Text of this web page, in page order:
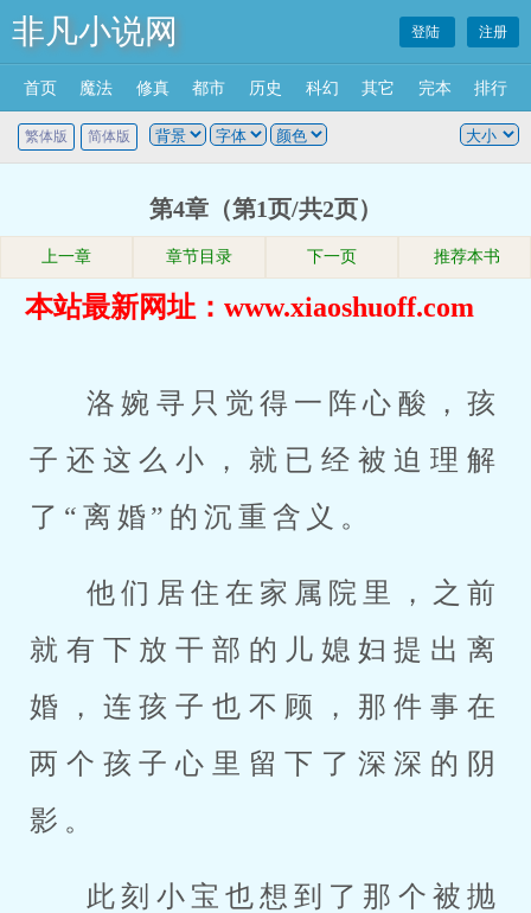
非凡小说网 登陆 注册
首页 魔法 修真 都市 历史 科幻 其它 完本 排行
繁体版 简体版
第4章（第1页/共2页）
上一章 章节目录 下一页 推荐本书
本站最新网址：www.xiaoshuoff.com
洛婉寻只觉得一阵心酸，孩
子还这么小，就已经被迫理解
了“离婚”的沉重含义。
他们居住在家属院里，之前
就有下放干部的儿媳妇提出离
婚，连孩子也不顾，那件事在
两个孩子心里留下了深深的阴
影。
此刻小宝也想到了那个被抛